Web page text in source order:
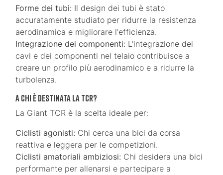
Forme dei tubi: Il design dei tubi è stato
accuratamente studiato per ridurre la resistenza
aerodinamica e migliorare l'efficienza.
Integrazione dei componenti: L'integrazione dei
cavi e dei componenti nel telaio contribuisce a
creare un profilo più aerodinamico e a ridurre la
turbolenza.
A Chi è Destinata la TCR?
La Giant TCR è la scelta ideale per:
Ciclisti agonisti: Chi cerca una bici da corsa
reattiva e leggera per le competizioni.
Ciclisti amatoriali ambiziosi: Chi desidera una bici
performante per allenarsi e partecipare a